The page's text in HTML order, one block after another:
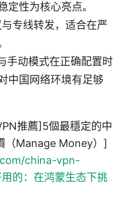
定性为核心亮点。
专线转发，适合在严
手动模式在正确配置时
中国网络环境有足够
推薦]5個最穩定的中
（Manage Money）]
china-vpn-
的：在鸿蒙生态下挑